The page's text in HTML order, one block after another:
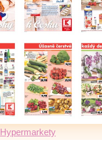
Hypermarkety